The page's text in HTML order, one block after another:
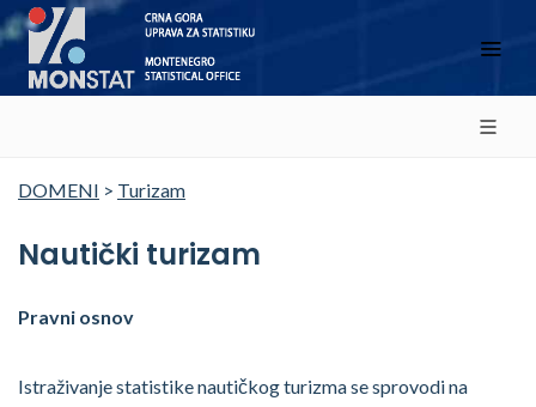
DOMENI > Turizam
Nautički turizam
Pravni osnov
Istraživanje statistike nautičkog turizma se sprovodi na